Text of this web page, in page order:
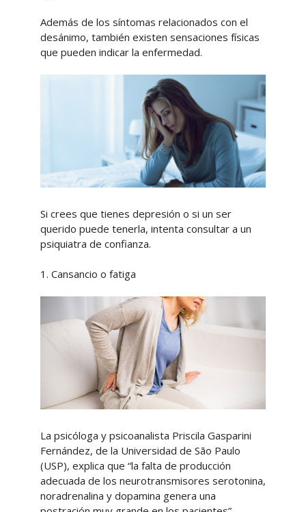
Además de los síntomas relacionados con el
desánimo, también existen sensaciones físicas
que pueden indicar la enfermedad.
Si crees que tienes depresión o si un ser
querido puede tenerla, intenta consultar a un
psiquiatra de confianza.
1. Cansancio o fatiga
La psicóloga y psicoanalista Priscila Gasparini
Fernández, de la Universidad de São Paulo
(USP), explica que “la falta de producción
adecuada de los neurotransmisores serotonina,
noradrenalina y dopamina genera una